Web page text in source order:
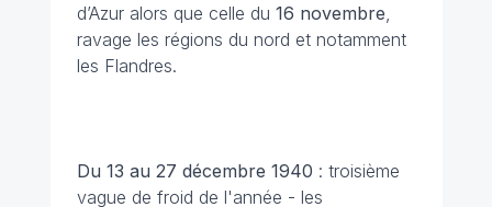
d’Azur alors que celle du 16 novembre
ravage les régions du nord et notamment
les Flandres.
Du 13 au 27 décembre 1940 : troisième
vague de froid de l'année - les